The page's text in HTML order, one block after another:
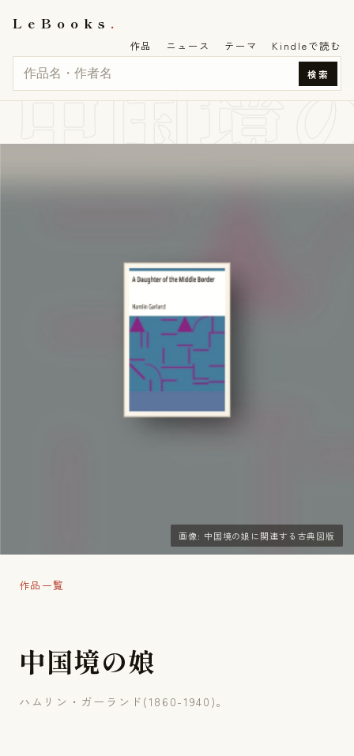
LeBooks
検索
作品 ニュース テーマ Kindleで読む
中国境
画像: 中国境の娘に関連する古典図版
作品一覧
中国境の娘
ハムリン・ガーランド(1860-1940)。